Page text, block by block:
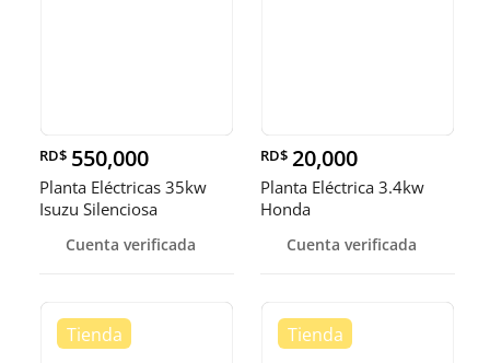
RD$ 550,000
Planta Eléctricas 35kw
Isuzu Silenciosa
Cuenta verificada
RD$ 20,000
Planta Eléctrica 3.4kw
Honda
Cuenta verificada